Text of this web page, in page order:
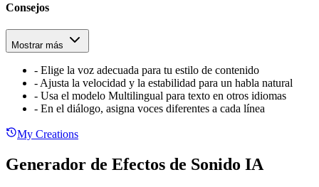
Consejos
Mostrar más
- Elige la voz adecuada para tu estilo de contenido
- Ajusta la velocidad y la estabilidad para un habla natural
- Usa el modelo Multilingual para texto en otros idiomas
- En el diálogo, asigna voces diferentes a cada línea
My Creations
Generador de Efectos de Sonido IA